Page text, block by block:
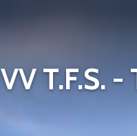
VV T.F.S.